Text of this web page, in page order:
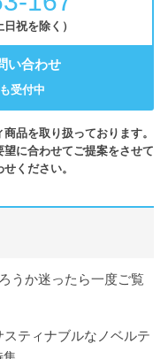
日祝を除く）
い合わせ
受付中
品を取り扱っております。
に合わせてご提案をさせて
ください。
うか迷ったら一度ご覧